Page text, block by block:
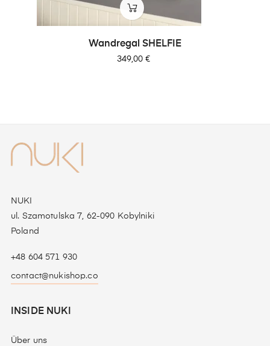
Wandregal SHELFIE
Preis
349,00 €
NUKI
ul. Szamotulska 7, 62-090 Kobylniki
Poland
+48 604 571 930
contact@nukishop.co
INSIDE NUKI
Über uns